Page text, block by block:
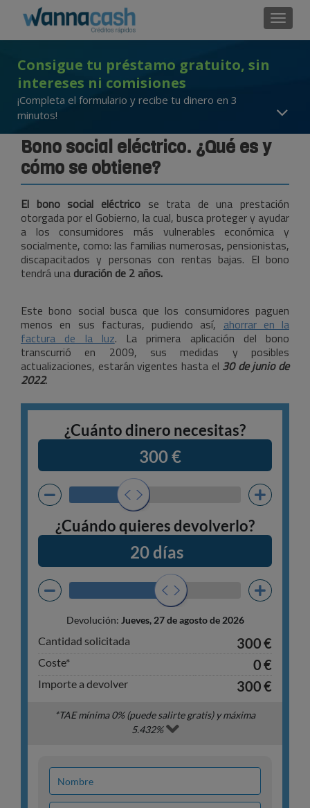
Consigue tu préstamo gratuito, sin
intereses ni comisiones
¡Completa el formulario y recibe tu dinero en 3
minutos!
Bono social eléctrico. ¿Qué es y
cómo se obtiene?
El bono social eléctricose trata de una prestación
otorgada por el Gobierno, la cual, busca proteger y ayudar
a los consumidores más vulnerables económica y
socialmente, como: las familias numerosas, pensionistas,
discapacitados y personas con rentas bajas. El bono
tendrá una duración de 2 años.
Este bono social busca que los consumidores paguen
menos en sus facturas, pudiendo así, ahorrar en la
factura de la luz. La primera aplicación del bono
transcurrió en 2009, sus medidas y posibles
actualizaciones, estarán vigentes hasta el 30 de junio de
2022.